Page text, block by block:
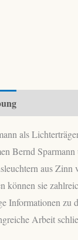
als
Bernd
aus Zinn
können sie
Informationen zu
Arbeit